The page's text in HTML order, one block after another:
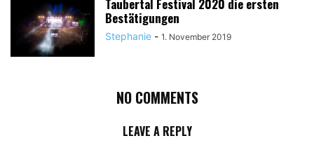
Taubertal Festival 2020 die ersten
Bestätigungen
Stephanie - 1. November 2019
NO COMMENTS
LEAVE A REPLY